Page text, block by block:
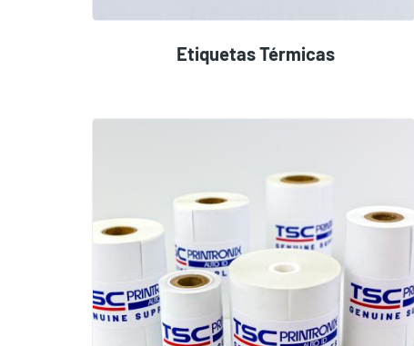
Etiquetas Térmicas